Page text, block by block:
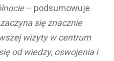
– podsumowuje
się znacznie
wizyty w centrum
od wiedzy, oswojenia i